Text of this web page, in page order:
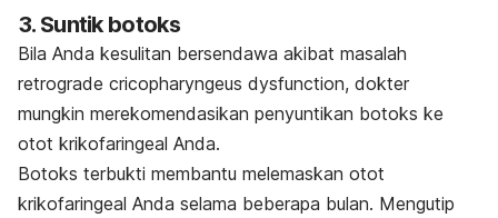
3. Suntik botoks
Bila Anda kesulitan bersendawa akibat masalah
retrograde cricopharyngeus dysfunction, dokter
mungkin merekomendasikan penyuntikan botoks ke
otot krikofaringeal Anda.
Botoks terbukti membantu melemaskan otot
krikofaringeal Anda selama beberapa bulan. Mengutip